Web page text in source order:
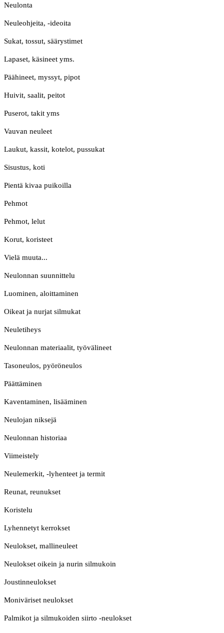
Neulonta
Neuleohjeita, -ideoita
Sukat, tossut, säärystimet
Lapaset, käsineet yms.
Päähineet, myssyt, pipot
Huivit, saalit, peitot
Puserot, takit yms
Vauvan neuleet
Laukut, kassit, kotelot, pussukat
Sisustus, koti
Pientä kivaa puikoilla
Pehmot
Pehmot, lelut
Korut, koristeet
Vielä muuta...
Neulonnan suunnittelu
Luominen, aloittaminen
Oikeat ja nurjat silmukat
Neuletiheys
Neulonnan materiaalit, työvälineet
Tasoneulos, pyöröneulos
Päättäminen
Kaventaminen, lisääminen
Neulojan niksejä
Neulonnan historiaa
Viimeistely
Neulemerkit, -lyhenteet ja termit
Reunat, reunukset
Koristelu
Lyhennetyt kerrokset
Neulokset, mallineuleet
Neulokset oikein ja nurin silmukoin
Joustinneulokset
Moniväriset neulokset
Palmikot ja silmukoiden siirto -neulokset